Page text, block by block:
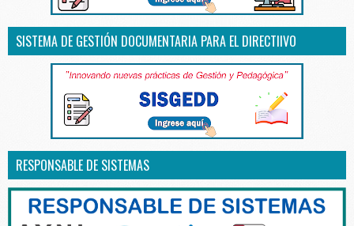
SISTEMA DE GESTIÓN DOCUMENTARIA PARA EL DIRECTIIVO
RESPONSABLE DE SISTEMAS